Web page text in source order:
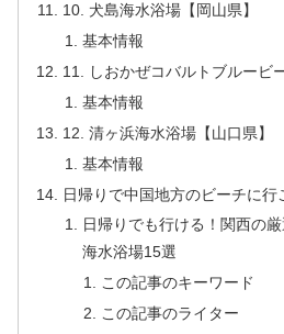
10. 犬島海水浴場【岡山県】
基本情報
11. しおかぜコバルトブルービ
基本情報
12. 清ヶ浜海水浴場【山口県】
基本情報
日帰りで中国地方のビーチに行
日帰りでも行ける！関西の
海水浴場15選
この記事のキーワード
この記事のライター